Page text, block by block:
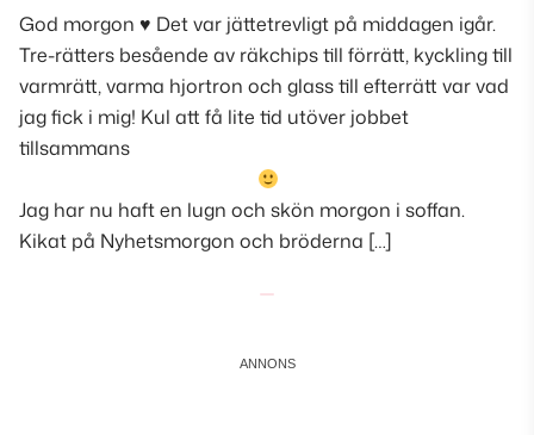
God morgon ♥ Det var jättetrevligt på middagen igår.
Tre-rätters besående av räkchips till förrätt, kyckling till
varmrätt, varma hjortron och glass till efterrätt var vad
jag fick i mig! Kul att få lite tid utöver jobbet
tillsammans
Jag har nu haft en lugn och skön morgon i soffan.
Kikat på Nyhetsmorgon och bröderna […]